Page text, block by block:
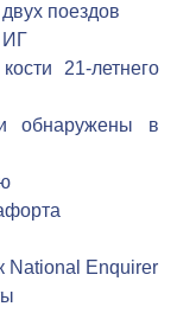
поездов
ИГ
21-летнего
обнаружены в
National Enquirer